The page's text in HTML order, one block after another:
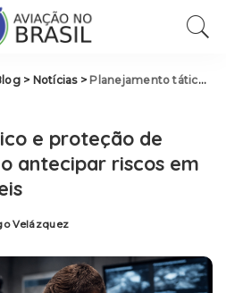
> Notícias> Planejamento tático e proteção de autoridades: Como antecipar riscos em operações sensíveis
e proteção de
antecipar riscos em
Velázquez